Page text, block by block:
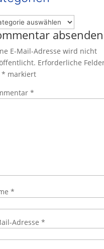
absenden
E-Mail-Adresse wird nicht
Erforderliche
* markiert
*
*
Adresse *